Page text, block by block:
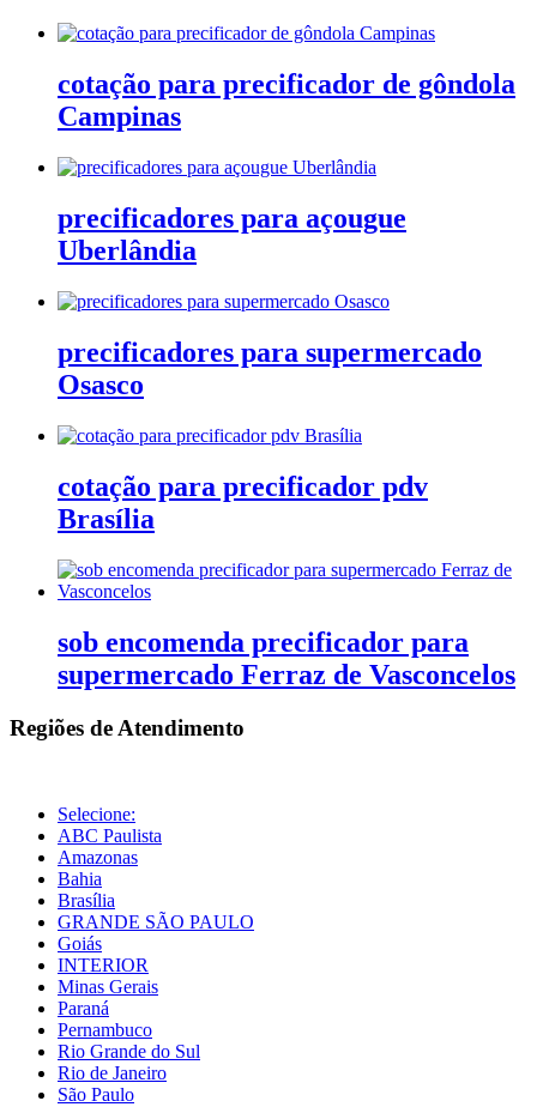
cotação para precificador de gôndola
Campinas
precificadores para açougue
Uberlândia
precificadores para supermercado
Osasco
cotação para precificador pdv
Brasília
sob encomenda precificador para
supermercado Ferraz de Vasconcelos
Regiões de Atendimento
Selecione:
ABC Paulista
Amazonas
Bahia
Brasília
GRANDE SÃO PAULO
Goiás
INTERIOR
Minas Gerais
Paraná
Pernambuco
Rio Grande do Sul
Rio de Janeiro
São Paulo